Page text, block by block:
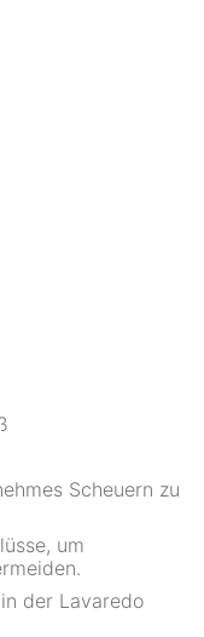
Scheuern zu
um
der Lavaredo